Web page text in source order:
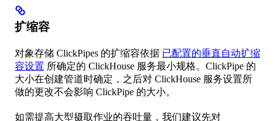
扩缩容
对象存储 ClickPipes 的扩缩容依据 已配置的垂直自动扩缩
容设置 所确定的 ClickHouse 服务最小规格。ClickPipe 的
大小在创建管道时确定，之后对 ClickHouse 服务设置所
做的更改不会影响 ClickPipe 的大小。
如需提高大型摄取作业的吞吐量，我们建议先对